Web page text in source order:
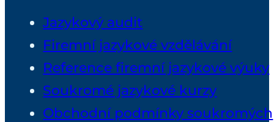
Jazykový audit
Firemní jazykové vzdělávání
Reference firemní jazykové výuky
Soukromé jazykové kurzy
Obchodní podmínky soukromých